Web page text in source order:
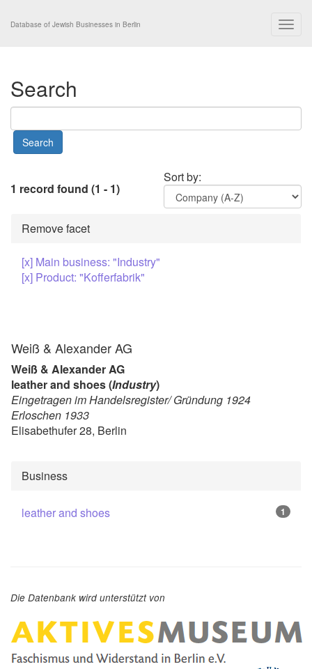
Database of Jewish Businesses in Berlin
Search
Sort by:
1 record found (1 - 1)
Remove facet
[x] Main business: "Industry"
[x] Product: "Kofferfabrik"
Weiß & Alexander AG
Weiß & Alexander AG
leather and shoes (Industry)
Eingetragen im Handelsregister/ Gründung 1924
Erloschen 1933
Elisabethufer 28, Berlin
Business
leather and shoes 1
Die Datenbank wird unterstützt von